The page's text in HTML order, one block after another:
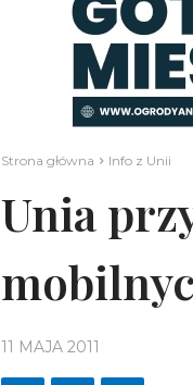
Strona główna Info z Unii
Unia
11 MAJA 2011